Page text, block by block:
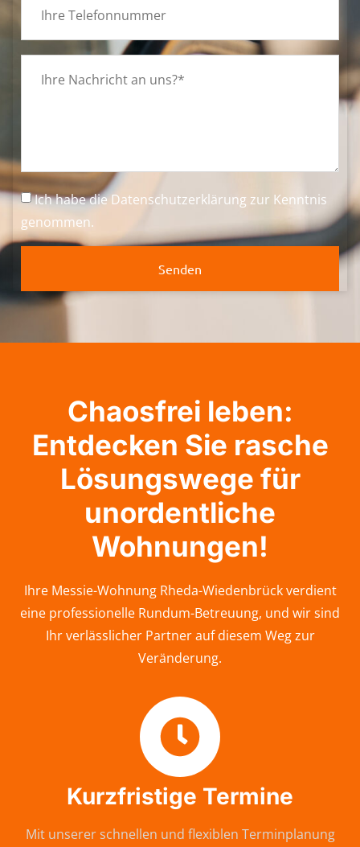
Ich habe dieDatenschutzerklärung zur Kenntnis
genommen.
Senden
Chaosfrei leben:
Entdecken Sie rasche
Lösungswege für
unordentliche
Wohnungen!
Ihre Messie-Wohnung Rheda-Wiedenbrück verdient
eine professionelle Rundum-Betreuung, und wir sind
Ihr verlässlicher Partner auf diesem Weg zur
Veränderung.
Kurzfristige Termine
Mit unserer schnellen und flexiblen Terminplanung